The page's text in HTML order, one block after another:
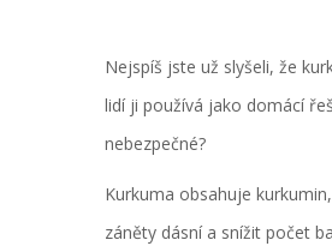
Nejspíš jste už slyšeli, že
lidí ji používá jako domácí
nebezpečné?
Kurkuma obsahuje
záněty dásní a snížit počet